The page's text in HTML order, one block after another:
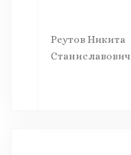
Реутов Никита
Станиславович